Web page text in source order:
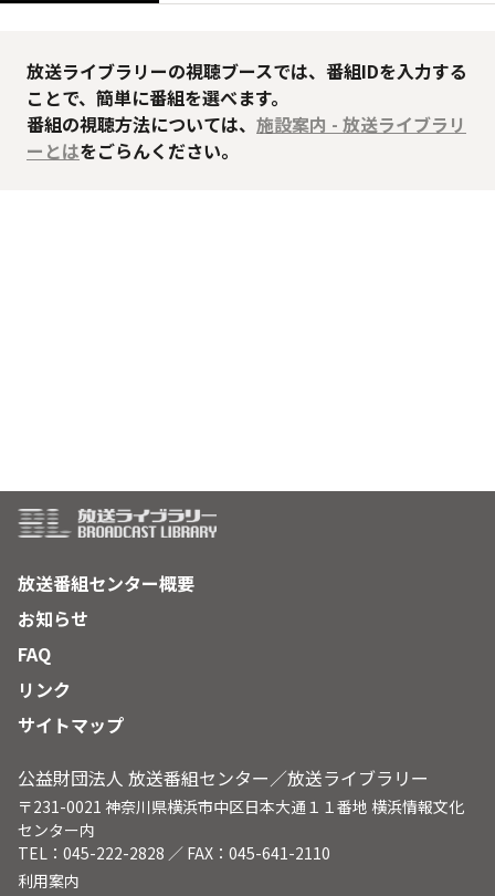
放送ライブラリーの視聴ブースでは、番組IDを入力する
ことで、簡単に番組を選べます。
番組の視聴方法については、 施設案内 - 放送ライブラリ
ーとはをごらんください。
放送番組センター概要
お知らせ
FAQ
リンク
サイトマップ
公益財団法人 放送番組センター／放送ライブラリー
〒231-0021 神奈川県横浜市中区日本大通１１番地 横浜情報文化
センター内
TEL：045-222-2828 ／ FAX：045-641-2110
利用案内